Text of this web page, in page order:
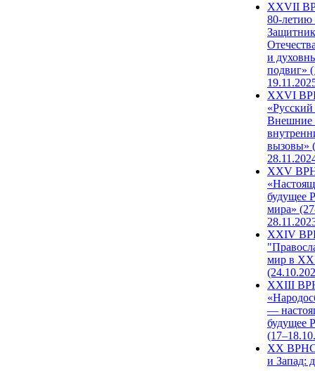
ХХVII
80-
и
подвиг»
XXVI
Внешние
вызовы»
XXV
будущее
мира»
XXIV
мир в
XXIII
—
будущее
XX ВРНС
и Запад: